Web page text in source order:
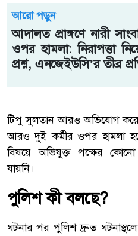
আরো পড়ুন
আদালত প্রাঙ্গণে নারী
ওপর হামলা: নিরাপত্তা
প্রশ্ন, এনজেইউসি’র তীব্র
টিপু সুলতান আরও অভিযোগ
আরও দুই কর্মীর ওপর হামলা
বিষয়ে অভিযুক্ত পক্ষের কোনো
যায়নি।
পুলিশ কী বলছে?
ঘটনার পর পুলিশ দ্রুত